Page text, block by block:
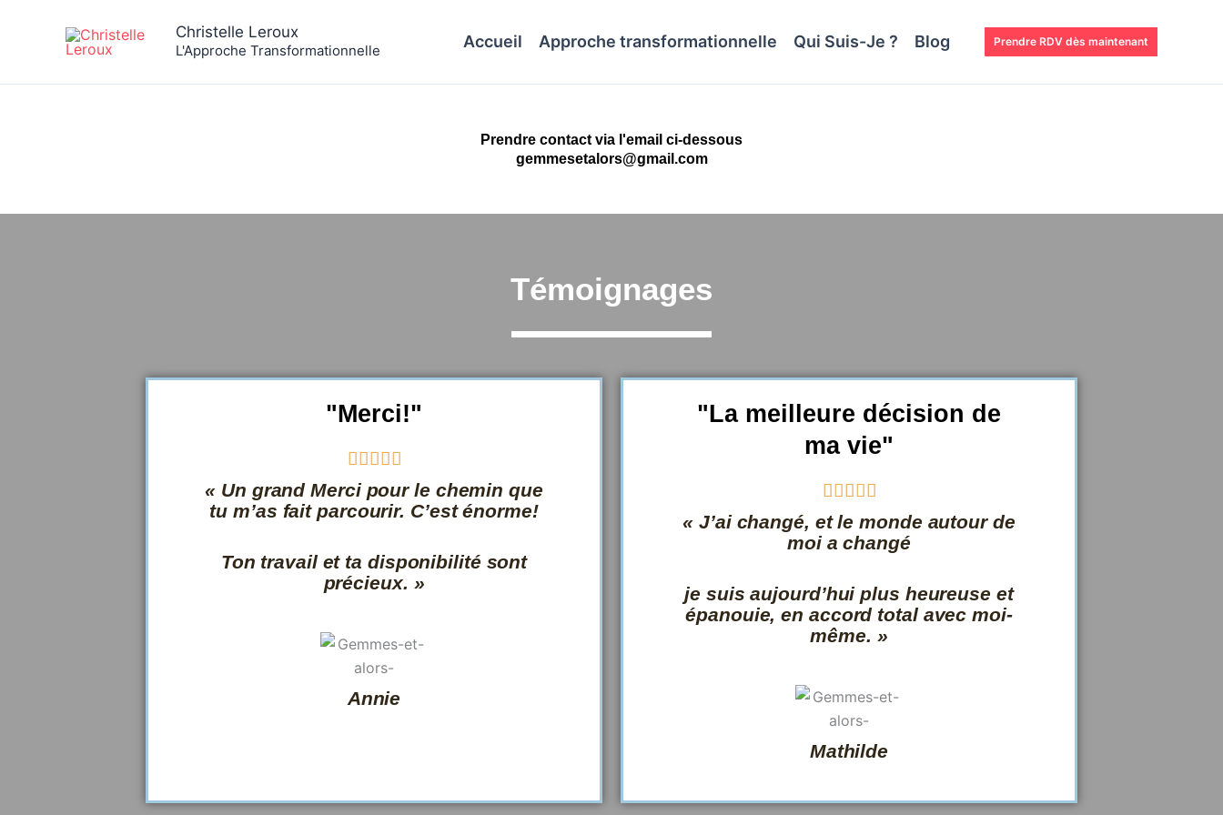
Christelle Leroux
L'Approche Transformationnelle Accueil Approche transformationnelle Qui Suis-Je ? Blog Prendre RDV dès maintenant
Prendre contact via l'email ci-dessous
gemmesetalors@gmail.com
Témoignages
"Merci!"
N
t
s
5
« Un grand Merci pour le chemin que
tu m’as fait parcourir. C’est énorme!
Ton travail et ta disponibilité sont
précieux. »
Annie
"La meilleure décision de
ma vie"
N
t
5
s
u
« J’ai changé, et le monde autour de
moi a changé
je suis aujourd’hui plus heureuse et
épanouie, en accord total avec moi-
même. »
Mathilde